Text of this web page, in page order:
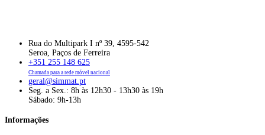
Rua do Multipark I nº 39, 4595-542
Seroa, Paços de Ferreira
+351 255 148 625
Chamada para a rede móvel nacional
geral@simmat.pt
Seg. a Sex.: 8h às 12h30 - 13h30 às 19h
Sábado: 9h-13h
Informações